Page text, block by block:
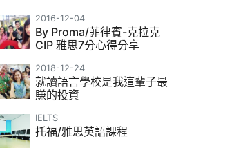
2016-12-04
By Proma/菲律賓-克拉克
CIP 雅思7分心得分享
2018-12-24
就讀語言學校是我這輩子最
賺的投資
IELTS
托福/雅思英語課程